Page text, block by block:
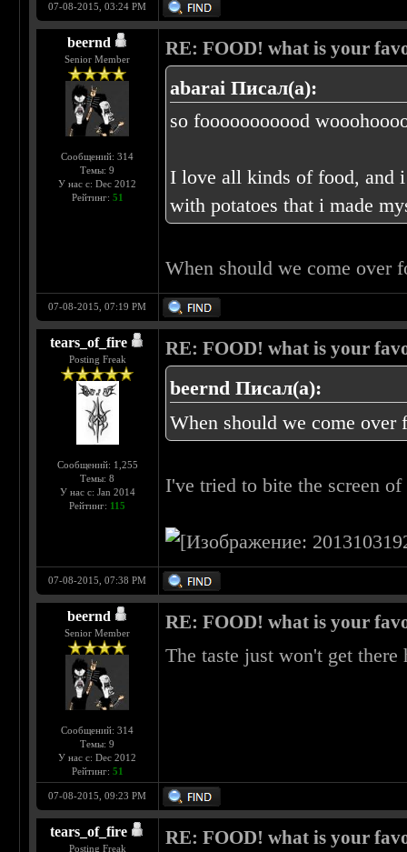
07-08-2015, 03:24 PM
beernd
Senior Member
Сообщений: 314
Темы: 9
У нас с: Dec 2012
Рейтинг: 51
RE: FOOD! what is your
abarai Писал(а):
so fooooooooood
I love all kinds of food, and
with potatoes that i made
When should we come over
07-08-2015, 07:19 PM
tears_of_fire
Posting Freak
Сообщений: 1,255
Темы: 8
У нас с: Jan 2014
Рейтинг: 115
RE: FOOD! what is your
beernd Писал(а):
When should we come over
I've tried to bite the screen
07-08-2015, 07:38 PM
beernd
Senior Member
Сообщений: 314
Темы: 9
У нас с: Dec 2012
Рейтинг: 51
RE: FOOD! what is your
The taste just won't get
07-08-2015, 09:23 PM
tears_of_fire
Posting Freak
RE: FOOD! what is your